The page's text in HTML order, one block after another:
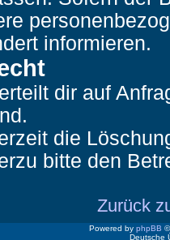
informieren.
dir auf
die
bitte den
Zurück
Powered by phpBB
Deutsche